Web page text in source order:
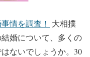
情を調査！ 大相撲
婚について、多くの
ないでしょうか。30